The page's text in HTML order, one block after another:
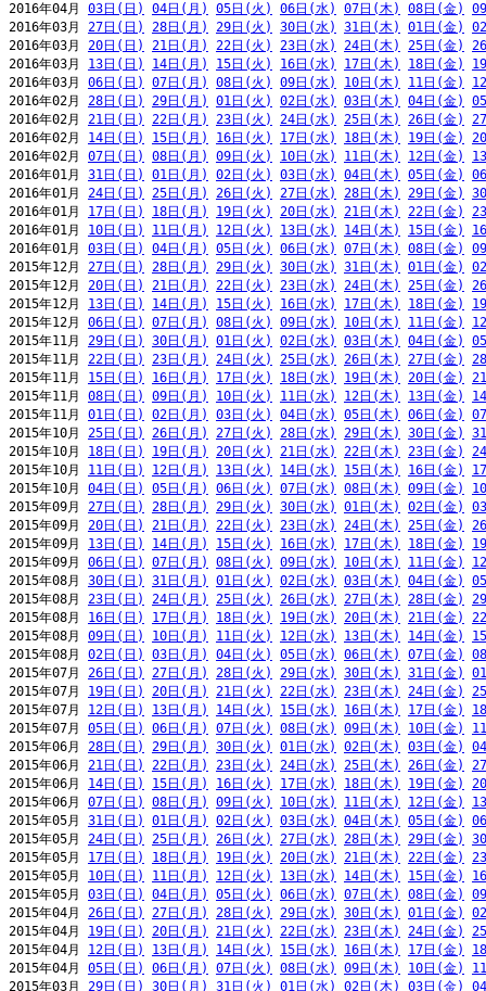
2016年04月 03日(日) 04日(月) 05日(火) 06日(水) 07日(木) 08日(金)
2016年03月 27日(日) 28日(月) 29日(火) 30日(水) 31日(木) 01日(金)
2016年03月 20日(日) 21日(月) 22日(火) 23日(水) 24日(木) 25日(金)
2016年03月 13日(日) 14日(月) 15日(火) 16日(水) 17日(木) 18日(金)
2016年03月 06日(日) 07日(月) 08日(火) 09日(水) 10日(木) 11日(金)
2016年02月 28日(日) 29日(月) 01日(火) 02日(水) 03日(木) 04日(金)
2016年02月 21日(日) 22日(月) 23日(火) 24日(水) 25日(木) 26日(金)
2016年02月 14日(日) 15日(月) 16日(火) 17日(水) 18日(木) 19日(金)
2016年02月 07日(日) 08日(月) 09日(火) 10日(水) 11日(木) 12日(金)
2016年01月 31日(日) 01日(月) 02日(火) 03日(水) 04日(木) 05日(金)
2016年01月 24日(日) 25日(月) 26日(火) 27日(水) 28日(木) 29日(金)
2016年01月 17日(日) 18日(月) 19日(火) 20日(水) 21日(木) 22日(金)
2016年01月 10日(日) 11日(月) 12日(火) 13日(水) 14日(木) 15日(金)
2016年01月 03日(日) 04日(月) 05日(火) 06日(水) 07日(木) 08日(金)
2015年12月 27日(日) 28日(月) 29日(火) 30日(水) 31日(木) 01日(金)
2015年12月 20日(日) 21日(月) 22日(火) 23日(水) 24日(木) 25日(金)
2015年12月 13日(日) 14日(月) 15日(火) 16日(水) 17日(木) 18日(金)
2015年12月 06日(日) 07日(月) 08日(火) 09日(水) 10日(木) 11日(金)
2015年11月 29日(日) 30日(月) 01日(火) 02日(水) 03日(木) 04日(金)
2015年11月 22日(日) 23日(月) 24日(火) 25日(水) 26日(木) 27日(金)
2015年11月 15日(日) 16日(月) 17日(火) 18日(水) 19日(木) 20日(金)
2015年11月 08日(日) 09日(月) 10日(火) 11日(水) 12日(木) 13日(金)
2015年11月 01日(日) 02日(月) 03日(火) 04日(水) 05日(木) 06日(金)
2015年10月 25日(日) 26日(月) 27日(火) 28日(水) 29日(木) 30日(金)
2015年10月 18日(日) 19日(月) 20日(火) 21日(水) 22日(木) 23日(金)
2015年10月 11日(日) 12日(月) 13日(火) 14日(水) 15日(木) 16日(金)
2015年10月 04日(日) 05日(月) 06日(火) 07日(水) 08日(木) 09日(金)
2015年09月 27日(日) 28日(月) 29日(火) 30日(水) 01日(木) 02日(金)
2015年09月 20日(日) 21日(月) 22日(火) 23日(水) 24日(木) 25日(金)
2015年09月 13日(日) 14日(月) 15日(火) 16日(水) 17日(木) 18日(金)
2015年09月 06日(日) 07日(月) 08日(火) 09日(水) 10日(木) 11日(金)
2015年08月 30日(日) 31日(月) 01日(火) 02日(水) 03日(木) 04日(金)
2015年08月 23日(日) 24日(月) 25日(火) 26日(水) 27日(木) 28日(金)
2015年08月 16日(日) 17日(月) 18日(火) 19日(水) 20日(木) 21日(金)
2015年08月 09日(日) 10日(月) 11日(火) 12日(水) 13日(木) 14日(金)
2015年08月 02日(日) 03日(月) 04日(火) 05日(水) 06日(木) 07日(金)
2015年07月 26日(日) 27日(月) 28日(火) 29日(水) 30日(木) 31日(金)
2015年07月 19日(日) 20日(月) 21日(火) 22日(水) 23日(木) 24日(金)
2015年07月 12日(日) 13日(月) 14日(火) 15日(水) 16日(木) 17日(金)
2015年07月 05日(日) 06日(月) 07日(火) 08日(水) 09日(木) 10日(金)
2015年06月 28日(日) 29日(月) 30日(火) 01日(水) 02日(木) 03日(金)
2015年06月 21日(日) 22日(月) 23日(火) 24日(水) 25日(木) 26日(金)
2015年06月 14日(日) 15日(月) 16日(火) 17日(水) 18日(木) 19日(金)
2015年06月 07日(日) 08日(月) 09日(火) 10日(水) 11日(木) 12日(金)
2015年05月 31日(日) 01日(月) 02日(火) 03日(水) 04日(木) 05日(金)
2015年05月 24日(日) 25日(月) 26日(火) 27日(水) 28日(木) 29日(金)
2015年05月 17日(日) 18日(月) 19日(火) 20日(水) 21日(木) 22日(金)
2015年05月 10日(日) 11日(月) 12日(火) 13日(水) 14日(木) 15日(金)
2015年05月 03日(日) 04日(月) 05日(火) 06日(水) 07日(木) 08日(金)
2015年04月 26日(日) 27日(月) 28日(火) 29日(水) 30日(木) 01日(金)
2015年04月 19日(日) 20日(月) 21日(火) 22日(水) 23日(木) 24日(金)
2015年04月 12日(日) 13日(月) 14日(火) 15日(水) 16日(木) 17日(金)
2015年04月 05日(日) 06日(月) 07日(火) 08日(水) 09日(木) 10日(金)
2015年03月 29日(日) 30日(月) 31日(火) 01日(水) 02日(木) 03日(金)